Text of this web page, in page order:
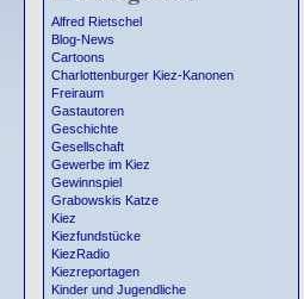
Alfred Rietschel
Blog-News
Cartoons
Charlottenburger Kiez-Kanonen
Freiraum
Gastautoren
Geschichte
Gesellschaft
Gewerbe im Kiez
Gewinnspiel
Grabowskis Katze
Kiez
Kiezfundstücke
KiezRadio
Kiezreportagen
Kinder und Jugendliche